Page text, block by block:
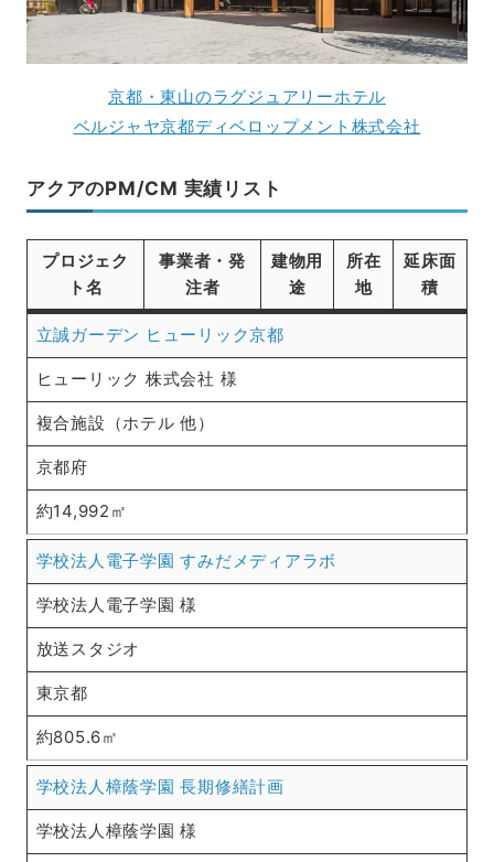
京都・東山のラグジュアリーホテル
ベルジャヤ京都ディベロップメント株式会社
アクアのPM/CM 実績リスト
プロジェク
ト名
事業者・発
注者
建物用
途
所在
地
延床面
積
立誠ガーデン ヒューリック京都
ヒューリック 株式会社 様
複合施設（ホテル 他）
京都府
約14,992㎡
学校法人電子学園 すみだメディアラボ
学校法人電子学園 様
放送スタジオ
東京都
約805.6㎡
学校法人樟蔭学園 長期修繕計画
学校法人樟蔭学園 様